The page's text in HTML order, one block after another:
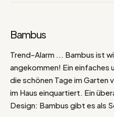
Bambus
Trend-Alarm ... Bambus ist
angekommen! Ein
die schönen Tage im Garten
im Haus einquartiert. Ein
Design: Bambus gibt es als